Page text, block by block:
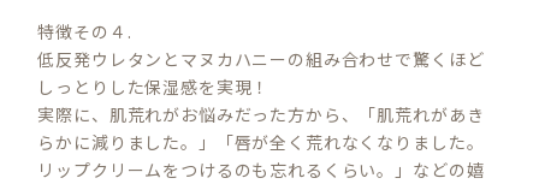
特徴その４.
低反発ウレタンとマヌカハニーの組み合わせで驚くほど
しっとりした保湿感を実現！
実際に、肌荒れがお悩みだった方から、「肌荒れがあき
らかに減りました。」「唇が全く荒れなくなりました。
リップクリームをつけるのも忘れるくらい。」などの嬉